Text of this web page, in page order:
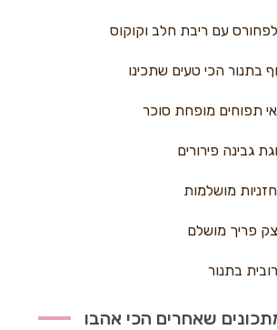
עם ריבת חלב וקוקוס
בתנור הכי טעים שתכינו
תפוחים מופחת סוכר
גבינה פירורים
מושלמות
פריך מושלם
בתנור
שאחרים הכי אהבו